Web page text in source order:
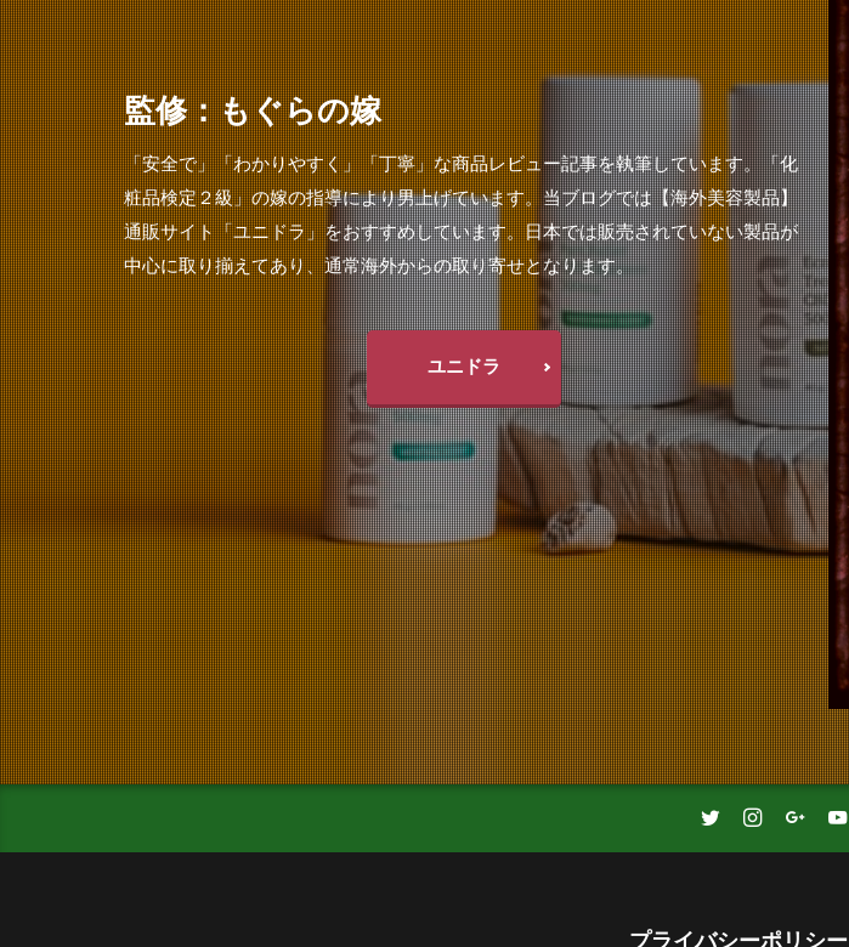
監修：もぐらの嫁
「安全で」「わかりやすく」「丁寧」な商品レビュー記事を執筆しています。「化
粧品検定２級」の嫁の指導により男上げています。当ブログでは【海外美容製品】
通販サイト「ユニドラ」をおすすめしています。日本では販売されていない製品が
中心に取り揃えてあり、通常海外からの取り寄せとなります。
ユニドラ
プライバシーポリシー